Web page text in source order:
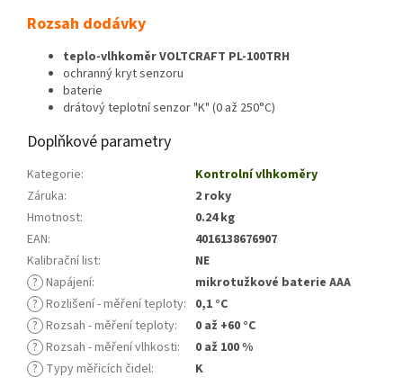
Rozsah dodávky
teplo-vlhkoměr VOLTCRAFT PL-100TRH
ochranný kryt senzoru
baterie
drátový teplotní senzor "K" (0 až 250°C)
Doplňkové parametry
Kategorie:
Kontrolní vlhkoměry
Záruka:
2 roky
Hmotnost:
0.24 kg
EAN:
4016138676907
Kalibrační list:
NE
? Napájení:
mikrotužkové baterie AAA
? Rozlišení - měření teploty: 0,1 °C
? Rozsah - měření teploty:
0 až +60 °C
? Rozsah - měření vlhkosti:
0 až 100 %
? Typy měřicích čidel: K